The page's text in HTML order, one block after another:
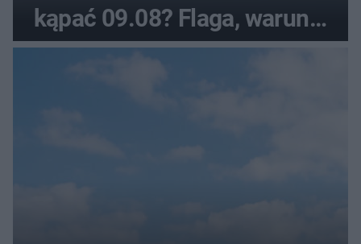
kąpać 09.08? Flaga, warunki
pogodowe